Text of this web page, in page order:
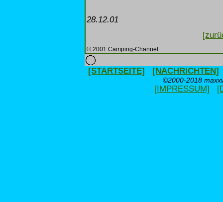
28.12.01
© 2001 Camping-Channel
[STARTSEITE] [NACHRICHTEN]
©2000-2018
[IMPRESSUM]